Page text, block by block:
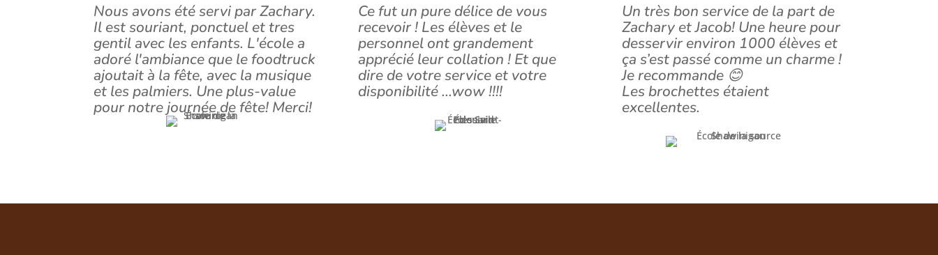
Nous avons été servi par Zachary.
Il est souriant, ponctuel et tres
gentil avec les enfants. L'école a
adoré l'ambiance que le foodtruck
ajoutait à la fête, avec la musique
et les palmiers. Une plus-value
pour notre journée de fête! Merci!
Ce fut un pure délice de vous
recevoir ! Les élèves et le
personnel ont grandement
apprécié leur collation ! Et que
dire de votre service et votre
disponibilité ...wow !!!!
Un très bon service de la part de
Zachary et Jacob! Une heure pour
desservir environ 1000 élèves et
ça s’est passé comme un charme !
Je recommande 😊
Les brochettes étaient
excellentes.